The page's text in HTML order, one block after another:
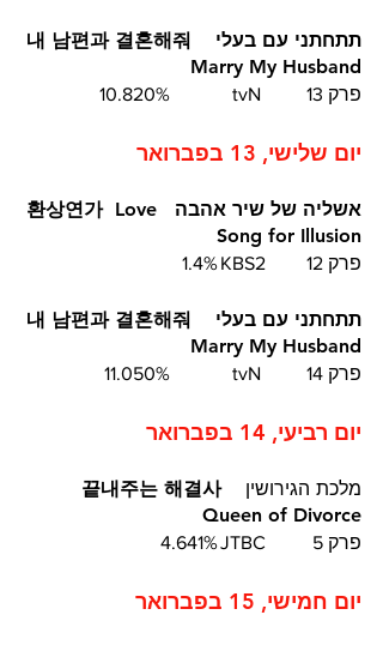
תתחתני עם בעלי  내 남편과 결혼해줘
Marry My Husband
פרק 13	 tvN		10.820%
יום שלישי, 13 בפברואר
אשליה של שיר אהבה  환상연가  Love
Song for Illusion
פרק 12	KBS2	1.4%
תתחתני עם בעלי  내 남편과 결혼해줘
Marry My Husband
פרק 14	 tvN		11.050%
יום רביעי, 14 בפברואר
מלכת הגירושין
끝내주는 해결사
Queen of Divorce
פרק 5	JTBC	4.641%
יום חמישי, 15 בפברואר